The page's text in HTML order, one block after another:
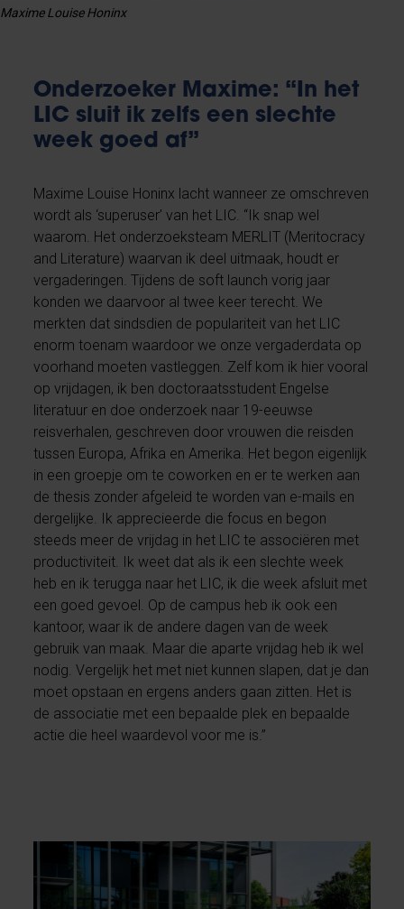
Maxime Louise Honinx
Onderzoeker Maxime: “In het
LIC sluit ik zelfs een slechte
week goed af”
Maxime Louise Honinx lacht wanneer ze omschreven
wordt als ‘superuser’ van het LIC. “Ik snap wel
waarom. Het onderzoeksteam MERLIT (Meritocracy
and Literature) waarvan ik deel uitmaak, houdt er
vergaderingen. Tijdens de soft launch vorig jaar
konden we daarvoor al twee keer terecht. We
merkten dat sindsdien de populariteit van het LIC
enorm toenam waardoor we onze vergaderdata op
voorhand moeten vastleggen. Zelf kom ik hier vooral
op vrijdagen, ik ben doctoraatsstudent Engelse
literatuur en doe onderzoek naar 19-eeuwse
reisverhalen, geschreven door vrouwen die reisden
tussen Europa, Afrika en Amerika. Het begon eigenlijk
in een groepje om te coworken en er te werken aan
de thesis zonder afgeleid te worden van e-mails en
dergelijke. Ik apprecieerde die focus en begon
steeds meer de vrijdag in het LIC te associëren met
productiviteit. Ik weet dat als ik een slechte week
heb en ik terugga naar het LIC, ik die week afsluit met
een goed gevoel. Op de campus heb ik ook een
kantoor, waar ik de andere dagen van de week
gebruik van maak. Maar die aparte vrijdag heb ik wel
nodig. Vergelijk het met niet kunnen slapen, dat je dan
moet opstaan en ergens anders gaan zitten. Het is
de associatie met een bepaalde plek en bepaalde
actie die heel waardevol voor me is.”